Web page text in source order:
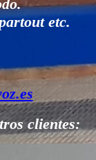
etc.
clientes: